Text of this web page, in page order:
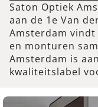
Saton Optiek
aan de 1e Van
Amsterdam
en monturen
Amsterdam is
kwaliteitslabel